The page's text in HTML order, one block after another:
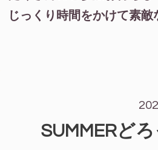
じっくり時間をかけて素
SUMMERど